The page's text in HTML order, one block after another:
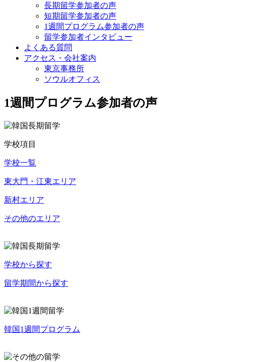
長期留学参加者の声
短期留学参加者の声
1週間プログラム参加者の声
留学参加者インタビュー
よくある質問
アクセス・会社案内
東京事務所
ソウルオフィス
1週間プログラム参加者の声
学校項目
学校一覧
東大門・江東エリア
新村エリア
その他のエリア
学校から探す
留学期間から探す
韓国1週間プログラム